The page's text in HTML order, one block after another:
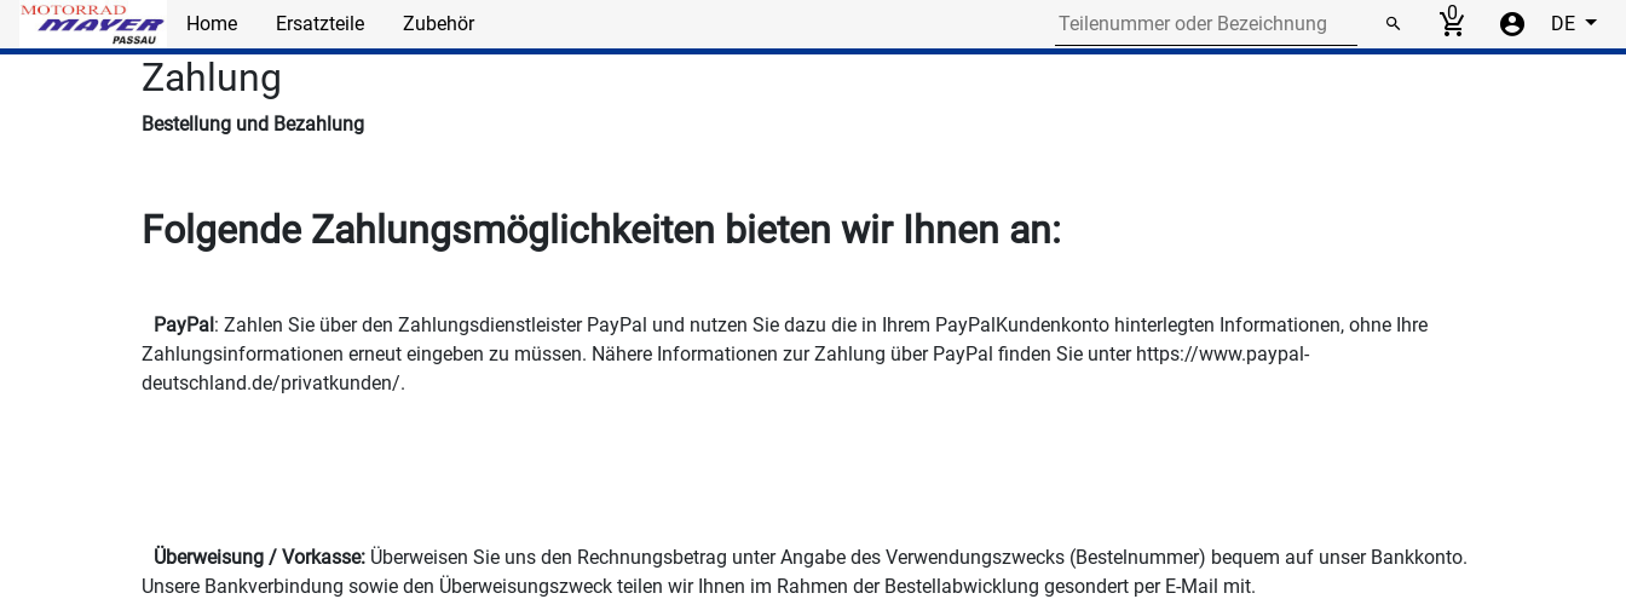
Skip to main content
Home Ersatzteile Zubehör 0 DE
Zahlung
Bestellung und Bezahlung
Folgende Zahlungsmöglichkeiten bieten wir Ihnen an:
PayPal: Zahlen Sie über den Zahlungsdienstleister PayPal und nutzen Sie dazu die in Ihrem PayPalKundenkonto hinterlegten Informationen, ohne Ihre
Zahlungsinformationen erneut eingeben zu müssen. Nähere Informationen zur Zahlung über PayPal finden Sie unter https://www.paypal-
deutschland.de/privatkunden/.
Überweisung / Vorkasse: Überweisen Sie uns den Rechnungsbetrag unter Angabe des Verwendungszwecks (Bestelnummer) bequem auf unser Bankkonto.
Unsere Bankverbindung sowie den Überweisungszweck teilen wir Ihnen im Rahmen der Bestellabwicklung gesondert per E-Mail mit.